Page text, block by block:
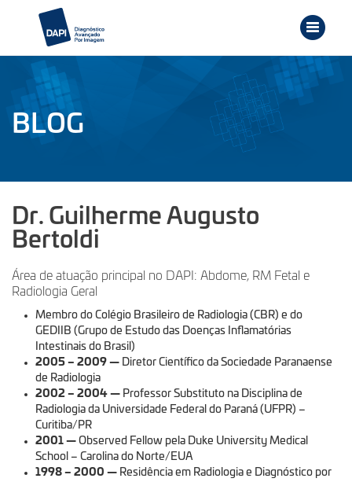
BLOG
Dr. Guilherme Augusto
Bertoldi
Área de atuação principal no DAPI: Abdome, RM Fetal e
Radiologia Geral
Membro do Colégio Brasileiro de Radiologia (CBR) e do
GEDIIB (Grupo de Estudo das Doenças Inflamatórias
Intestinais do Brasil)
2005 – 2009 — Diretor Científico da Sociedade Paranaense
de Radiologia
2002 – 2004 — Professor Substituto na Disciplina de
Radiologia da Universidade Federal do Paraná (UFPR) –
Curitiba/PR
2001 — Observed Fellow pela Duke University Medical
School – Carolina do Norte/EUA
1998 – 2000 — Residência em Radiologia e Diagnóstico por